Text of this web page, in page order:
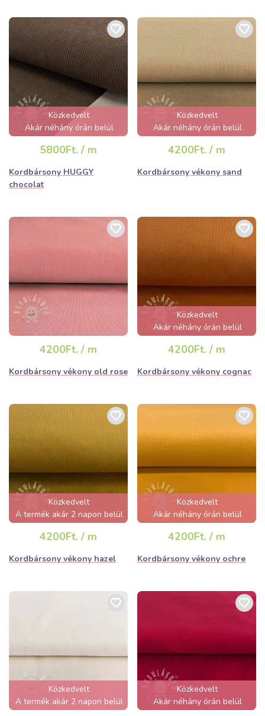
Közkedvelt
Akár néhány órán belül
elfogyhat!
5800Ft. / m
Kordbársony HUGGY
chocolat
Közkedvelt
Akár néhány órán belül
elfogyhat!
4200Ft. / m
Kordbársony vékony sand
4200Ft. / m
Kordbársony vékony old rose
Közkedvelt
Akár néhány órán belül
elfogyhat!
4200Ft. / m
Kordbársony vékony cognac
Közkedvelt
A termék akár 2 napon belül
elfogyhat!
4200Ft. / m
Kordbársony vékony hazel
Közkedvelt
Akár néhány órán belül
elfogyhat!
4200Ft. / m
Kordbársony vékony ochre
Közkedvelt
A termék akár 2 napon belül
Közkedvelt
Akár néhány órán belül